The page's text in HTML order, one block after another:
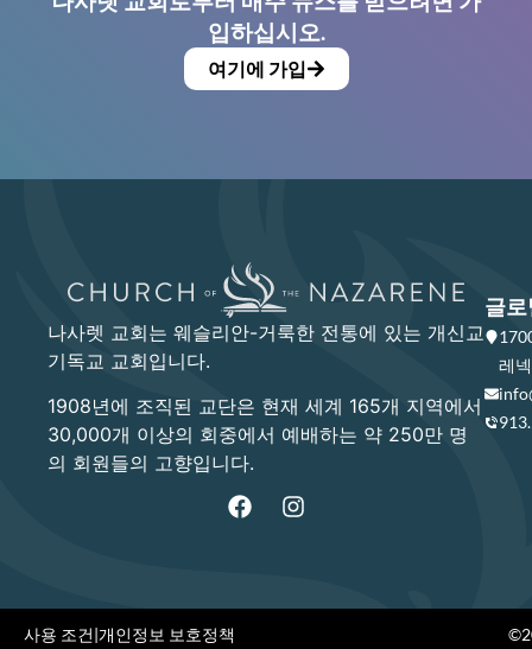
입하십시오.
여기에 가입
나사렛 교회는 웨슬리안-거룩한 전통에 있는 개신교
기독교 교회입니다.
1908년에 조직된 교단은 현재 세계 165개 지역에서
30,000개 이상의 회중에서 예배하는 약 250만 명
의 회원들의 고향입니다.
글로
레
사용 조건|개인정보 보호정책